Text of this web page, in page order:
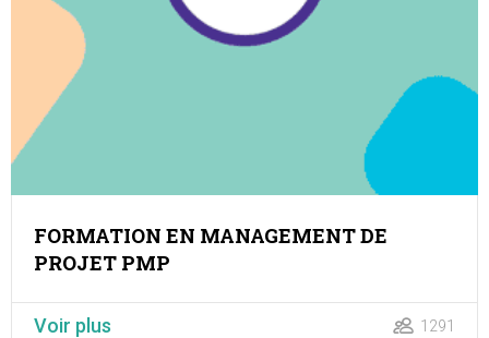
FORMATION EN MANAGEMENT DE
PROJET PMP
1291
Voir plus